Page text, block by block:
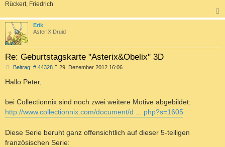
Rückert, Friedrich
a
Erik
AsterIX Druid
Re: Geburtstagskarte "Asterix&Obelix" 3D
Beitrag: # 44328B
a
g
29. Dezember 2012 16:06
Hallo Peter,
bei Collectionnix sind noch zwei weitere Motive abgebildet:
http://www.collectionnix.com/document/d ... php?s=1605
Diese Serie beruht ganz offensichtlich auf dieser 5-teiligen
französischen Serie: